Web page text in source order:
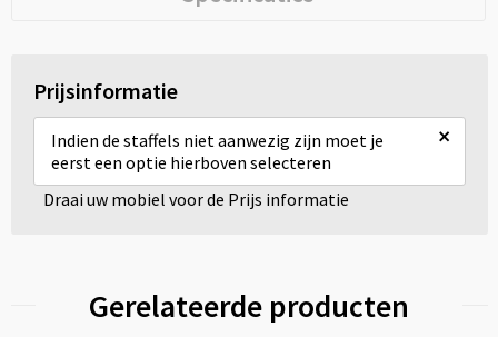
Prijsinformatie
Indien de staffels niet aanwezig zijn moet je
eerst een optie hierboven selecteren
×
Draai uw mobiel voor de Prijs informatie
Gerelateerde producten